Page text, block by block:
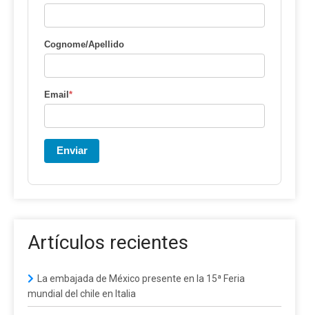
Cognome/Apellido
Email*
Enviar
Artículos recientes
La embajada de México presente en la 15ª Feria
mundial del chile en Italia